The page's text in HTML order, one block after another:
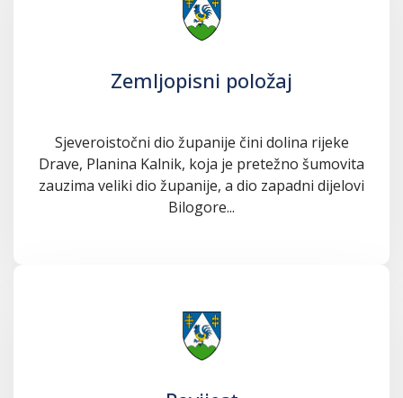
Zemljopisni položaj
Sjeveroistočni dio županije čini dolina rijeke
Drave, Planina Kalnik, koja je pretežno šumovita
zauzima veliki dio županije, a dio zapadni dijelovi
Bilogore...